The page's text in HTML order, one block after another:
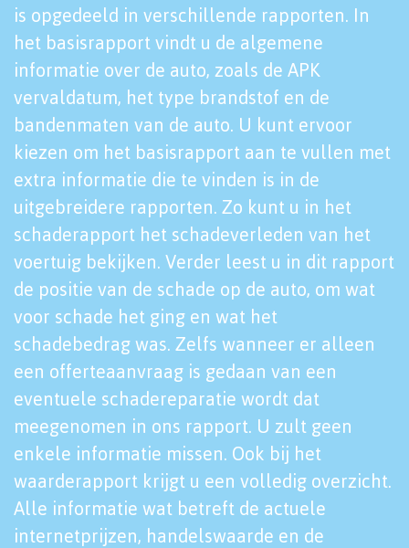
is opgedeeld in verschillende rapporten. In
het basisrapport vindt u de algemene
informatie over de auto, zoals de APK
vervaldatum, het type brandstof en de
bandenmaten van de auto. U kunt ervoor
kiezen om het basisrapport aan te vullen met
extra informatie die te vinden is in de
uitgebreidere rapporten. Zo kunt u in het
schaderapport het schadeverleden van het
voertuig bekijken. Verder leest u in dit rapport
de positie van de schade op de auto, om wat
voor schade het ging en wat het
schadebedrag was. Zelfs wanneer er alleen
een offerteaanvraag is gedaan van een
eventuele schadereparatie wordt dat
meegenomen in ons rapport. U zult geen
enkele informatie missen. Ook bij het
waarderapport krijgt u een volledig overzicht.
Alle informatie wat betreft de actuele
internetprijzen, handelswaarde en de